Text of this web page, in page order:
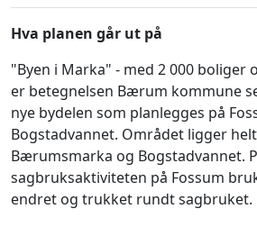
Hva planen går ut på
"Byen i Marka" - med 2 000 boliger
er betegnelsen Bærum kommune
nye bydelen som planlegges på
Bogstadvannet. Området ligger
Bærumsmarka og Bogstadvannet.
sagbruksaktiviteten på Fossum
endret og trukket rundt sagbruket.